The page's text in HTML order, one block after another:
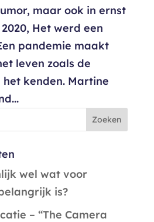
maar ook in ernst
Het werd een
pandemie maakt
leven zoals de
het kenden. Martine
wel wat voor
is?
– “The Camera